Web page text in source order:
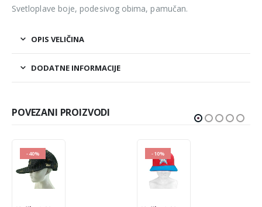
Svetloplave boje, podesivog obima, pamučan.
OPIS VELIČINA
DODATNE INFORMACIJE
POVEZANI PROIZVODI
-10% -40%